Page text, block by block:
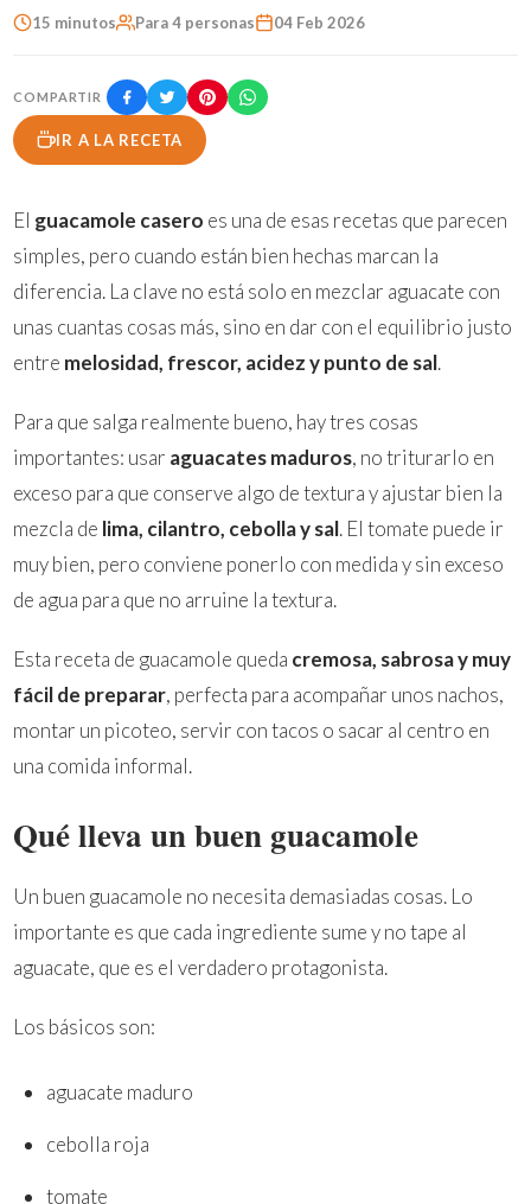
15 minutos Para 4 personas 04 Feb 2026
COMPARTIR
IR A LA RECETA
El guacamole casero es una de esas recetas que parecen
simples, pero cuando están bien hechas marcan la
diferencia. La clave no está solo en mezclar aguacate con
unas cuantas cosas más, sino en dar con el equilibrio justo
entre melosidad, frescor, acidez y punto de sal.
Para que salga realmente bueno, hay tres cosas
importantes: usar aguacates maduros, no triturarlo en
exceso para que conserve algo de textura y ajustar bien la
mezcla de lima, cilantro, cebolla y sal. El tomate puede ir
muy bien, pero conviene ponerlo con medida y sin exceso
de agua para que no arruine la textura.
Esta receta de guacamole queda cremosa, sabrosa y muy
fácil de preparar, perfecta para acompañar unos nachos,
montar un picoteo, servir con tacos o sacar al centro en
una comida informal.
Qué lleva un buen guacamole
Un buen guacamole no necesita demasiadas cosas. Lo
importante es que cada ingrediente sume y no tape al
aguacate, que es el verdadero protagonista.
Los básicos son:
aguacate maduro
cebolla roja
tomate